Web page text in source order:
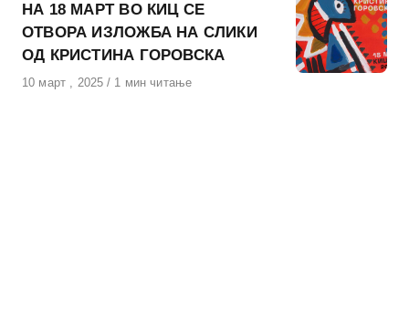
НА 18 МАРТ ВО КИЦ СЕ
ОТВОРА ИЗЛОЖБА НА СЛИКИ
ОД КРИСТИНА ГОРОВСКА
Објавено
10 март , 2025 1 мин читање